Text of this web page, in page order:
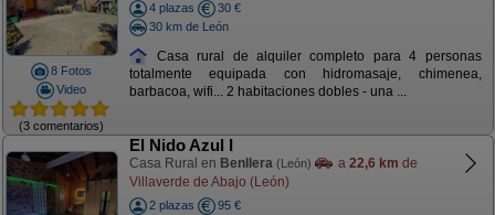
8 Fotos
Video
(3 comentarios)
4 plazas
30 €
30 km de León
Casa rural de alquiler completo para 4 personas
totalmente equipada con hidromasaje, chimenea,
barbacoa, wifi... 2 habitaciones dobles - una ...
El Nido Azul I
Casa Rural en Benllera (León) a 22,6 km de
Villaverde de Abajo (León)
2 plazas
95 €